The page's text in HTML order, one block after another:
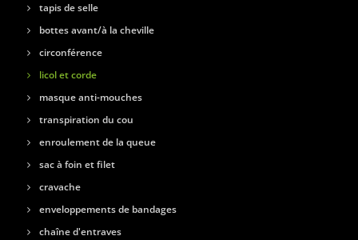
tapis de selle
bottes avant/à la cheville
circonférence
licol et corde
masque anti-mouches
transpiration du cou
enroulement de la queue
sac à foin et filet
cravache
enveloppements de bandages
chaîne d'entraves